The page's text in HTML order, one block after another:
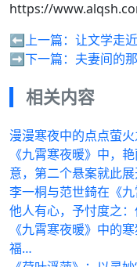
https://
⬅️上一篇： 让文学走
➡️下一篇： 夫妻间的
相关内容
漫漫寒夜中的点点萤
《九霄寒夜暖》中，
意，第二个悬案就此
李一桐与范世錡在《
他人有心，予忖度之：
《九霄寒夜暖》中的
福…